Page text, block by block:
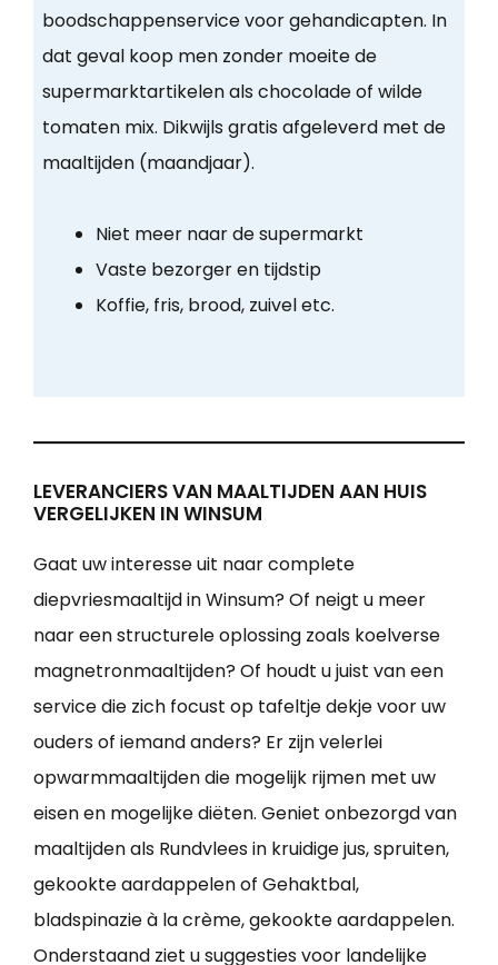
boodschappenservice voor gehandicapten. In
dat geval koop men zonder moeite de
supermarktartikelen als chocolade of wilde
tomaten mix. Dikwijls gratis afgeleverd met de
maaltijden (maandjaar).
Niet meer naar de supermarkt
Vaste bezorger en tijdstip
Koffie, fris, brood, zuivel etc.
LEVERANCIERS VAN MAALTIJDEN AAN HUIS
VERGELIJKEN IN WINSUM
Gaat uw interesse uit naar complete
diepvriesmaaltijd in Winsum? Of neigt u meer
naar een structurele oplossing zoals koelverse
magnetronmaaltijden? Of houdt u juist van een
service die zich focust op tafeltje dekje voor uw
ouders of iemand anders? Er zijn velerlei
opwarmmaaltijden die mogelijk rijmen met uw
eisen en mogelijke diëten. Geniet onbezorgd van
maaltijden als Rundvlees in kruidige jus, spruiten,
gekookte aardappelen of Gehaktbal,
bladspinazie à la crème, gekookte aardappelen.
Onderstaand ziet u suggesties voor landelijke